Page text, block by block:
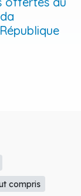
compris